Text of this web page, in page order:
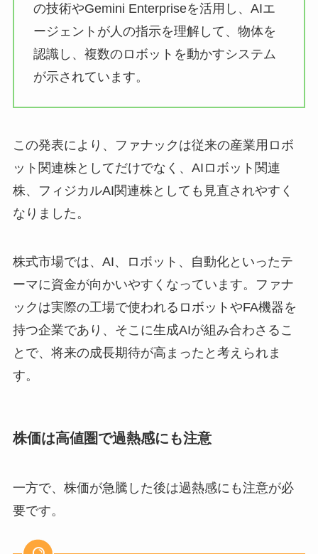
の技術やGemini Enterpriseを活用し、AIエ
ージェントが人の指示を理解して、物体を
認識し、複数のロボットを動かすシステム
が示されています。
この発表により、ファナックは従来の産業用ロボ
ット関連株としてだけでなく、AIロボット関連
株、フィジカルAI関連株としても見直されやすく
なりました。
株式市場では、AI、ロボット、自動化といったテ
ーマに資金が向かいやすくなっています。ファナ
ックは実際の工場で使われるロボットやFA機器を
持つ企業であり、そこに生成AIが組み合わさるこ
とで、将来の成長期待が高まったと考えられま
す。
株価は高値圏で過熱感にも注意
一方で、株価が急騰した後は過熱感にも注意が必
要です。